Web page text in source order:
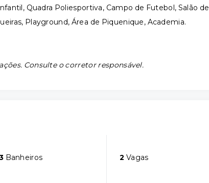
Quadra Poliesportiva, Campo de Futebol, Salão de
Playground, Área de Piquenique, Academia.
Consulte o corretor responsável.
Banheiros 2 Vagas